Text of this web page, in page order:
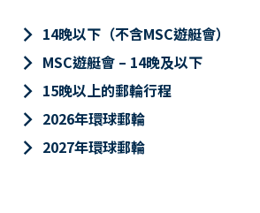
keyboard_arrow_right 14晚以下（不含MSC遊艇會）
keyboard_arrow_right MSC遊艇會 – 14晚及以下
keyboard_arrow_right 15晚以上的郵輪行程
keyboard_arrow_right 2026年環球郵輪
keyboard_arrow_right 2027年環球郵輪